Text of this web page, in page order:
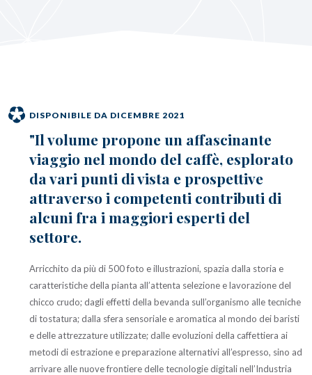
DISPONIBILE DA DICEMBRE 2021
"Il volume propone un affascinante
viaggio nel mondo del caffè, esplorato
da vari punti di vista e prospettive
attraverso i competenti contributi di
alcuni fra i maggiori esperti del
settore.
Arricchito da più di 500 foto e illustrazioni, spazia dalla storia e
caratteristiche della pianta all’attenta selezione e lavorazione del
chicco crudo; dagli effetti della bevanda sull’organismo alle tecniche
di tostatura; dalla sfera sensoriale e aromatica al mondo dei baristi
e delle attrezzature utilizzate; dalle evoluzioni della caffettiera ai
metodi di estrazione e preparazione alternativi all’espresso, sino ad
arrivare alle nuove frontiere delle tecnologie digitali nell’Industria